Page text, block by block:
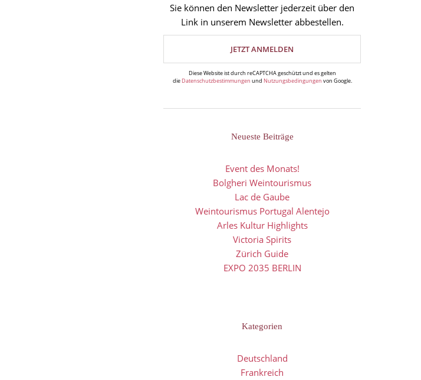
Sie können den Newsletter jederzeit über den
Link in unserem Newsletter abbestellen.
Diese Website ist durch reCAPTCHA geschützt und es gelten
die Datenschutzbestimmungen und Nutzungsbedingungen von Google.
Neueste Beiträge
Event des Monats!
Bolgheri Weintourismus
Lac de Gaube
Weintourismus Portugal Alentejo
Arles Kultur Highlights
Victoria Spirits
Zürich Guide
EXPO 2035 BERLIN
Kategorien
Deutschland
Frankreich